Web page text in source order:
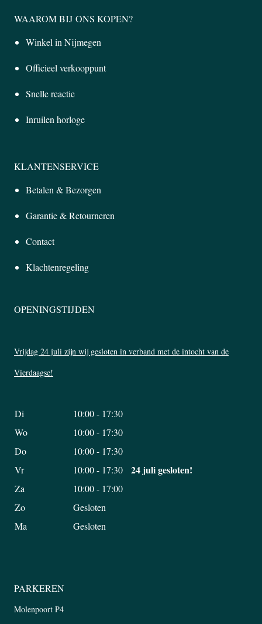
WAAROM BIJ ONS KOPEN?
Winkel in Nijmegen
Officieel verkooppunt
Snelle reactie
Inruilen horloge
KLANTENSERVICE
Betalen & Bezorgen
Garantie & Retourneren
Contact
Klachtenregeling
OPENINGSTIJDEN
Vrijdag 24 juli zijn wij gesloten in verband met de intocht van de
Vierdaagse!
Di
10:00 - 17:30
Wo
10:00 - 17:30
Do
10:00 - 17:30
Vr
10:00 - 17:30 24 juli gesloten!
Za
10:00 - 17:00
Zo
Gesloten
Ma
Gesloten
PARKEREN
Molenpoort P4